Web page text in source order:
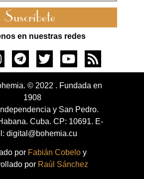
Suscríbete
en nuestras redes
© 2022 . Fundada en
1908
y San Pedro.
Cuba. CP: 10691. E-
digital@bohemia.cu
por Fabián Cobelo y
por Raúl Sánchez